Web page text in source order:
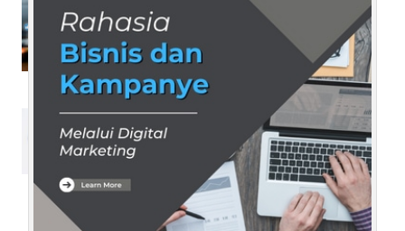
yang Dijamin Ampuh Menjadi
Kesulitan Mahasiswa Mengatur
Waktu di Perguruan Tinggi